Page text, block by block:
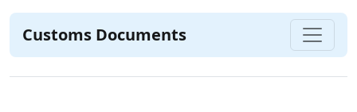
Customs Documents